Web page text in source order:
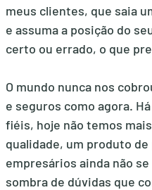
meus clientes, que saia
e assuma a posição do
certo ou errado, o que
O mundo nunca nos
e seguros como agora.
fiéis, hoje não temos
qualidade, um produto
empresários ainda não
sombra de dúvidas que